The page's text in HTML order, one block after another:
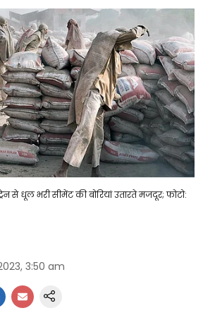
से धूल भरी सीमेंट की बोरियां उतारते मजदूर; फोटो:
3:50 am